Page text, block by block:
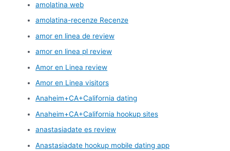
amolatina web
amolatina-recenze Recenze
amor en linea de review
amor en linea pl review
Amor en Linea review
Amor en Linea visitors
Anaheim+CA+California dating
Anaheim+CA+California hookup sites
anastasiadate es review
Anastasiadate hookup mobile dating app